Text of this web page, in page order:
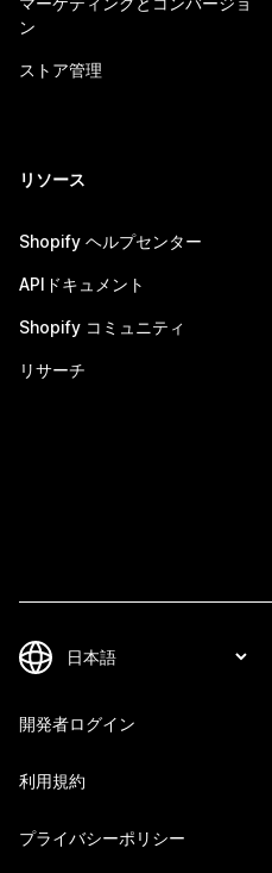
ン
ストア管理
リソース
Shopify ヘルプセンター
APIドキュメント
Shopify コミュニティ
リサーチ
開発者ログイン
利用規約
プライバシーポリシー